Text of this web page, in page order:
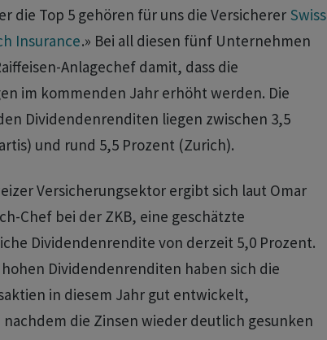
die Top 5 gehören für uns die Versicherer Swiss
Insurance.» Bei all diesen fünf Unternehmen
Anlagechef damit, dass die
im kommenden Jahr erhöht werden. Die
Dividendenrenditen liegen zwischen 3,5
und rund 5,5 Prozent (Zurich).
Versicherungsektor ergibt sich laut Omar
Chef bei der ZKB, eine geschätzte
Dividendenrendite von derzeit 5,0 Prozent.
Dividendenrenditen haben sich die
in diesem Jahr gut entwickelt,
die Zinsen wieder deutlich gesunken